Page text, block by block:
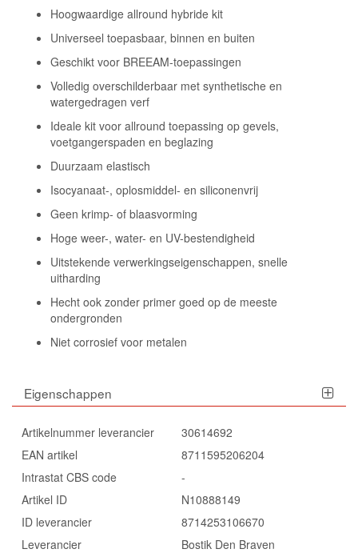
Hoogwaardige allround hybride kit
Universeel toepasbaar, binnen en buiten
Geschikt voor BREEAM-toepassingen
Volledig overschilderbaar met synthetische en
watergedragen verf
Ideale kit voor allround toepassing op gevels,
voetgangerspaden en beglazing
Duurzaam elastisch
Isocyanaat-, oplosmiddel- en siliconenvrij
Geen krimp- of blaasvorming
Hoge weer-, water- en UV-bestendigheid
Uitstekende verwerkingseigenschappen, snelle
uitharding
Hecht ook zonder primer goed op de meeste
ondergronden
Niet corrosief voor metalen
Eigenschappen
Artikelnummer leverancier
30614692
EAN artikel
8711595206204
Intrastat CBS code
-
Artikel ID
N10888149
ID leverancier
8714253106670
Leverancier
Bostik Den Braven